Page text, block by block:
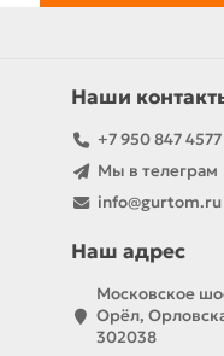
Наши
+7 950 847 4577
Мы в телеграм
info@gurtom.ru
Наш адрес
Московское
Орёл,
302038